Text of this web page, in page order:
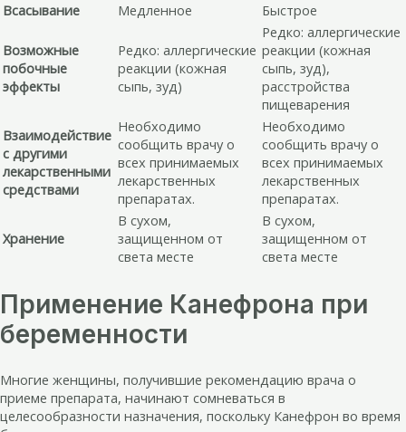
Всасывание
Медленное Быстрое
Возможные
побочные
эффекты
Редко: аллергические
реакции (кожная
сыпь, зуд)
Редко: аллергические
реакции (кожная
сыпь, зуд),
расстройства
пищеварения
Взаимодействие
с другими
лекарственными
средствами
Необходимо
сообщить врачу о
всех принимаемых
лекарственных
препаратах.
Необходимо
сообщить врачу о
всех принимаемых
лекарственных
препаратах.
Хранение
В сухом,
защищенном от
света месте
В сухом,
защищенном от
света месте
Применение Канефрона при
беременности
Многие женщины, получившие рекомендацию врача о
приеме препарата, начинают сомневаться в
целесообразности назначения, поскольку Канефрон во время